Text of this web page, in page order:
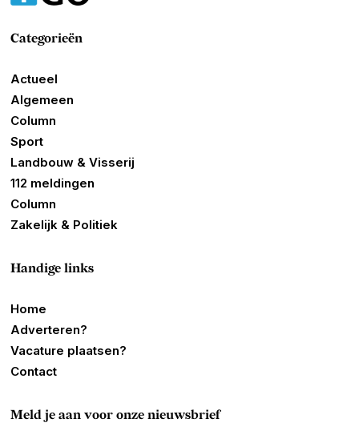
Categorieën
Actueel
Algemeen
Column
Sport
Landbouw & Visserij
112 meldingen
Column
Zakelijk & Politiek
Handige links
Home
Adverteren?
Vacature plaatsen?
Contact
Meld je aan voor onze nieuwsbrief